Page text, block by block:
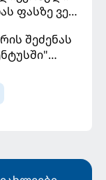
ფასზე ვერ
შეძენას